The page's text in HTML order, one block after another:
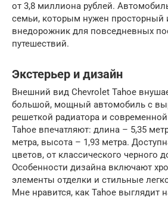
от 3,8 миллиона рублей.
семьи, которым нужен
внедорожник для повседневных
путешествий.
Экстерьер и дизайн
Внешний вид Chevrolet Tahoe
большой, мощный автомобиль с
решеткой радиатора и
Tahoe впечатляют: длина – 5,35
метра, высота – 1,93 метра.
цветов, от классического черного
Особенности дизайна включают
элементы отделки и стильные
Мне нравится, как Tahoe выглядит